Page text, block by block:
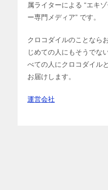
属ライターによる “エキ
ー専門メディア” です。
クロコダイルのことなら
じめての人にもそうでな
べての人にクロコダイル
お届けします。
運営会社